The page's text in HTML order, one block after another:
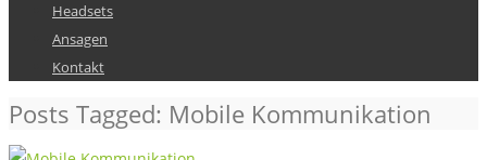
Headsets
Ansagen
Kontakt
Posts Tagged: Mobile Kommunikation